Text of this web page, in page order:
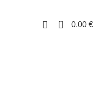
0 0,00 €